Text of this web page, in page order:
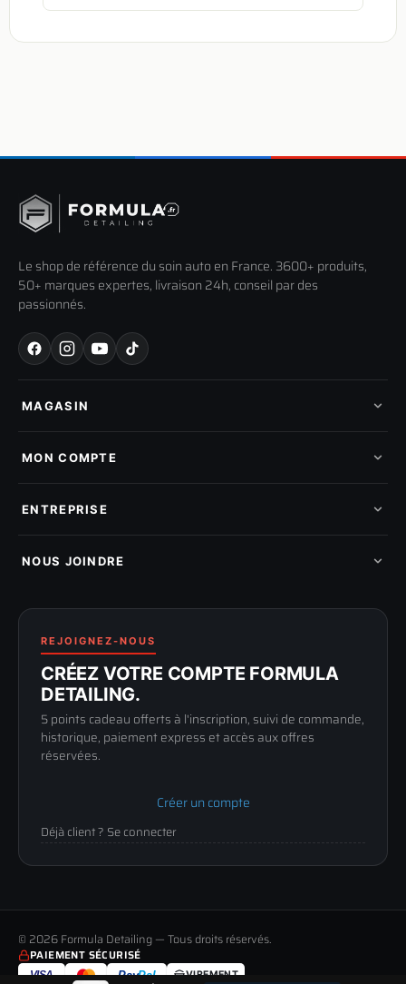
Le shop de référence du soin auto en France. 3600+ produits,
50+ marques expertes, livraison 24h, conseil par des
passionnés.
MAGASIN
Nos marques
Pads de polissage
Pièces détachées
MON COMPTE
Mes tickets SAV
Mon parrainage
Programme fidelite
ENTREPRISE
Compte pro
Politique de retour
Conditions générales
Mentions légales
Confidentialité
NOUS JOINDRE
89100 SENS
03 73 61 02 02
Lun-Ven
9h-12h / 14h-17h
REJOIGNEZ-NOUS
CRÉEZ VOTRE COMPTE FORMULA
DETAILING.
5 points cadeau offerts à l'inscription, suivi de commande,
historique, paiement express et accès aux offres
réservées.
Créer un compte
Déjà client ? Se connecter
PAIEMENT SÉCURISÉ
VISA PayPal VIREMENT
© 2026 Formula Detailing — Tous droits réservés.